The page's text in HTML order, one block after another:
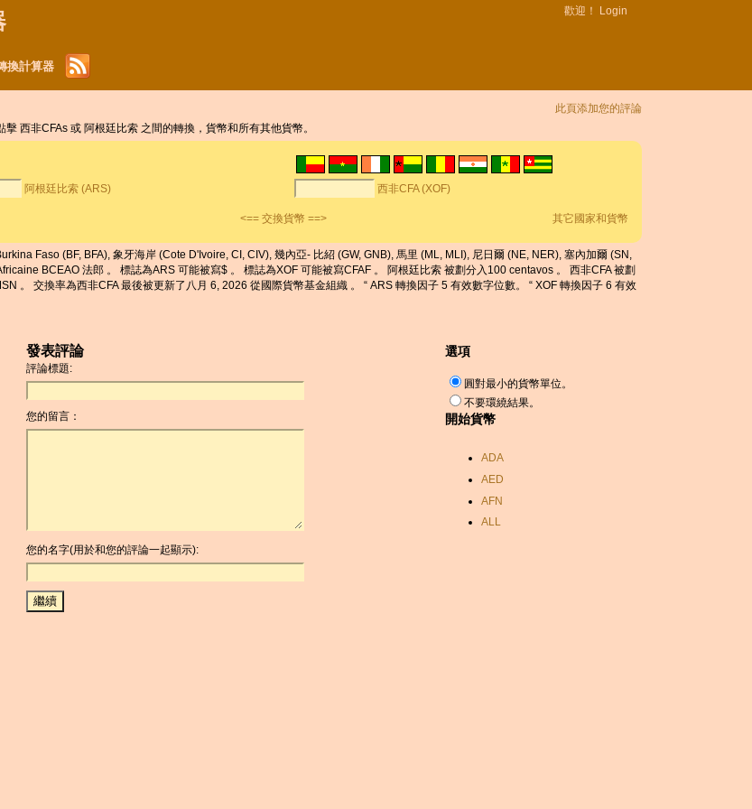
歡迎！ Login
換計算器
此頁添加您的評論
西非CFAs 或 阿根廷比索 之間的轉換，貨幣和所有其他貨幣。
阿根廷比索 (ARS) 西非CFA (XOF)
<== 交換貨幣 ==> 其它國家和貨幣
Faso (BF, BFA), 象牙海岸 (Cote D'Ivoire, CI, CIV), 幾內亞- 比紹 (GW, GNB), 馬里 (ML, MLI), 尼日爾 (NE, NER), 塞內加爾 (SN,
BCEAO 法郎 。 標誌為ARS 可能被寫$ 。 標誌為XOF 可能被寫CFAF 。 阿根廷比索 被劃分入100 centavos 。 西非CFA 被劃
。 交換率為西非CFA 最後被更新了八月 6, 2026 從國際貨幣基金組織 。 “ ARS 轉換因子 5 有效數字位數。 “ XOF 轉換因子 6 有效
發表評論
評論標題:
您的留言：
您的名字(用於和您的評論一起顯示):
選項
圓對最小的貨幣單位。
不要環繞結果。
開始貨幣
ADA
AED
AFN
ALL